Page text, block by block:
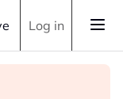
Log in